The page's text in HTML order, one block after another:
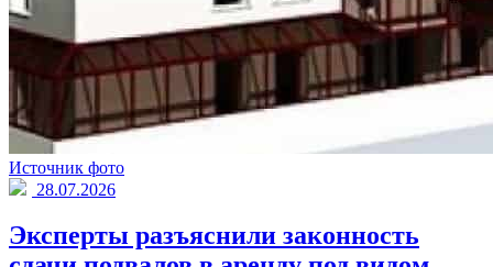
Источник фото
28.07.2026
Эксперты разъяснили законность